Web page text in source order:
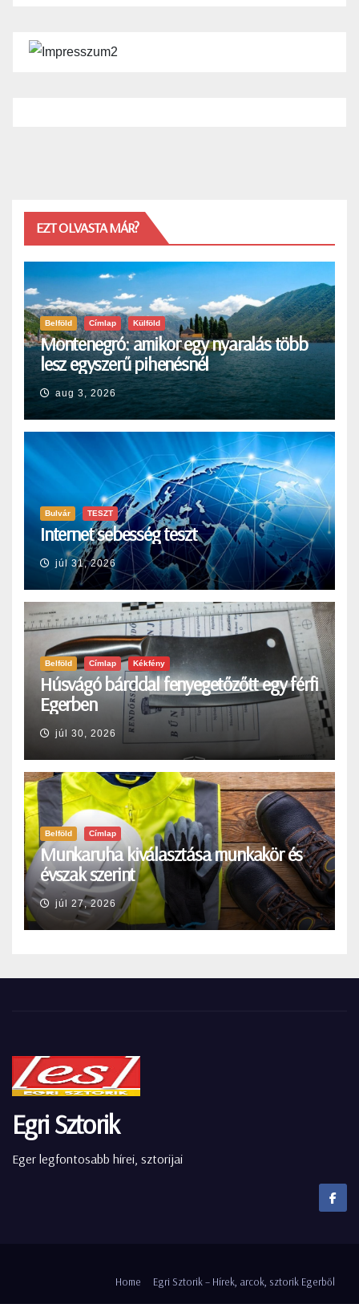
EZT OLVASTA MÁR?
Belföld Címlap Külföld
Montenegró: amikor egy nyaralás több
lesz egyszerű pihenésnél
aug 3, 2026
Bulvár TESZT
Internet sebesség teszt
júl 31, 2026
Belföld Címlap Kékfény
Húsvágó bárddal fenyegetőzőtt egy férfi
Egerben
júl 30, 2026
Belföld Címlap
Munkaruha kiválasztása munkakör és
évszak szerint
júl 27, 2026
Egri Sztorik
Eger legfontosabb hírei, sztorijai
Home Egri Sztorik – Hírek, arcok, sztorik Egerből